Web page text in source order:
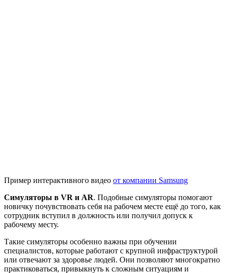
Пример интерактивного видео от компании Samsung
Симуляторы в VR и AR. Подобные симуляторы помогают
новичку почувствовать себя на рабочем месте ещё до того, как
сотрудник вступил в должность или получил допуск к
рабочему месту.
Такие симуляторы особенно важны при обучении
специалистов, которые работают с крупной инфраструктурой
или отвечают за здоровье людей. Они позволяют многократно
практиковаться, привыкнуть к сложным ситуациям и